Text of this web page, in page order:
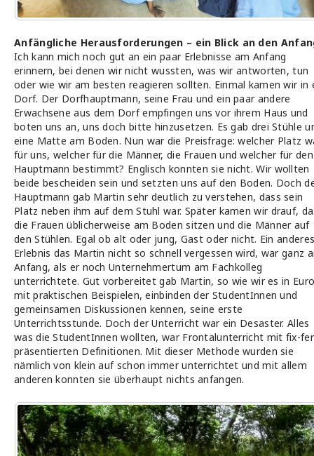
Anfängliche Herausforderungen – ein Blick an den
Ich kann mich noch gut an ein paar Erlebnisse am Anfang
erinnern, bei denen wir nicht wussten, was wir antworten, tun
oder wie wir am besten reagieren sollten. Einmal kamen wir in
Dorf. Der Dorfhauptmann, seine Frau und ein paar andere
Erwachsene aus dem Dorf empfingen uns vor ihrem Haus und
boten uns an, uns doch bitte hinzusetzen. Es gab drei Stühle
eine Matte am Boden. Nun war die Preisfrage: welcher Platz
für uns, welcher für die Männer, die Frauen und welcher für den
Hauptmann bestimmt? Englisch konnten sie nicht. Wir wollten
beide bescheiden sein und setzten uns auf den Boden. Doch
Hauptmann gab Martin sehr deutlich zu verstehen, dass sein
Platz neben ihm auf dem Stuhl war. Später kamen wir drauf,
die Frauen üblicherweise am Boden sitzen und die Männer auf
den Stühlen. Egal ob alt oder jung, Gast oder nicht. Ein
Erlebnis das Martin nicht so schnell vergessen wird, war ganz
Anfang, als er noch Unternehmertum am Fachkolleg
unterrichtete. Gut vorbereitet gab Martin, so wie wir es in
mit praktischen Beispielen, einbinden der StudentInnen und
gemeinsamen Diskussionen kennen, seine erste
Unterrichtsstunde. Doch der Unterricht war ein Desaster. Alles
was die StudentInnen wollten, war Frontalunterricht mit fix-
präsentierten Definitionen. Mit dieser Methode wurden sie
nämlich von klein auf schon immer unterrichtet und mit allem
anderen konnten sie überhaupt nichts anfangen.